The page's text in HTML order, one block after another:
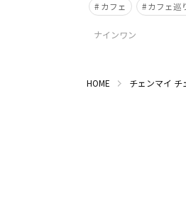
カフェ カフェ巡
ナインワン
HOME チェンマイ チ